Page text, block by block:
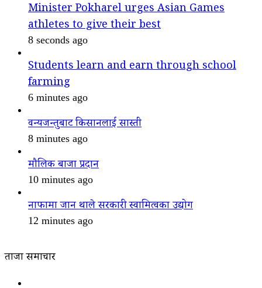
Minister Pokharel urges Asian Games
athletes to give their best
8 seconds ago
Students learn and earn through school
farming
6 minutes ago
वन्यजन्तुबाट किसानलाई सास्ती
8 minutes ago
मौलिक बाजा प्रदान
10 minutes ago
नाफामा जान थाले सरकारी स्वामित्वका उद्योग
12 minutes ago
ताजा समाचार